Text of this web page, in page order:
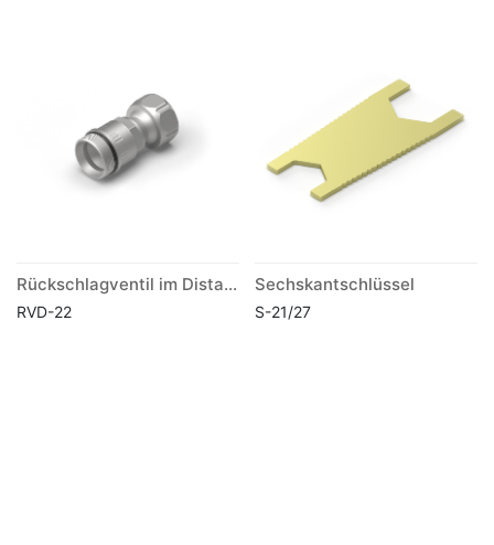
Rückschlagventil im Distanzstück
RVD-22
Sechskantschlüssel
S-21/27